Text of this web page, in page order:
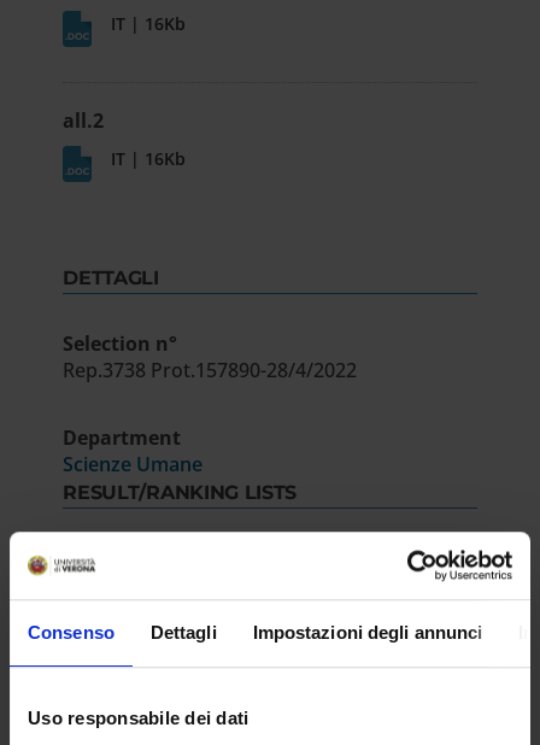
Consenso Dettagli Impostazioni degli annunci
Uso responsabile dei dati
IT | 16Kb
all.2
IT | 16Kb
DETTAGLI
Selection n°
Rep.3738 Prot.157890-28/4/2022
Department
Scienze Umane
RESULT/RANKING LISTS
Decreto
IT | 171Kb